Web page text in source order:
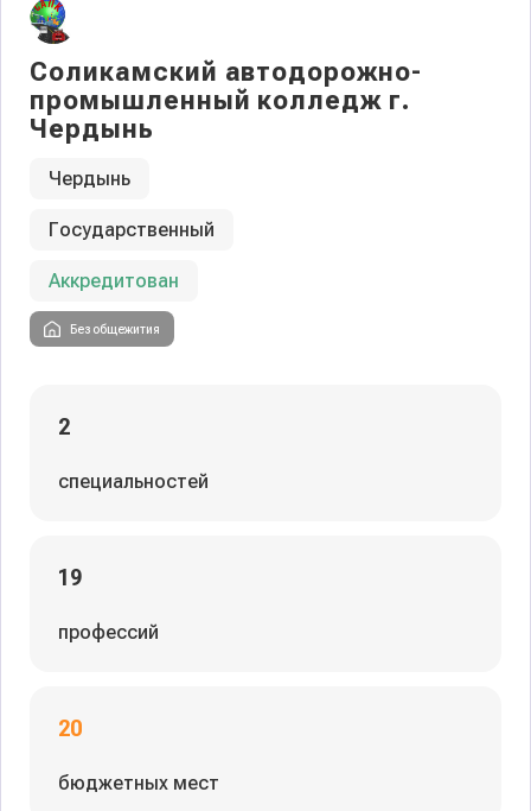
Соликамский автодорожно-
промышленный колледж г.
Чердынь
Чердынь
Государственный
Аккредитован
Без общежития
2
специальностей
19
профессий
20
бюджетных мест